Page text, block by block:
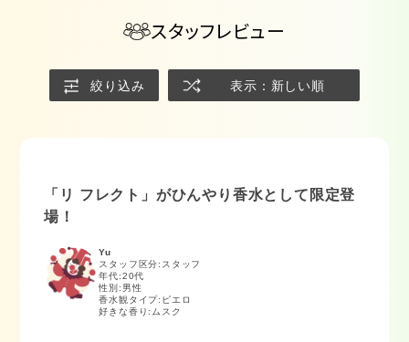
スタッフレビュー
絞り込み 表示：新しい順
「リ フレクト」がひんやり香水として限定登
場！
Yu
スタッフ区分:スタッフ
年代:20代
性別: 男性
香水観タイプ: ピエロ
好きな香り: ムスク